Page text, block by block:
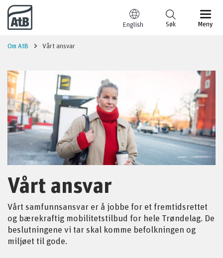
Til innhold
English Meny
Søk
Om AtB Vårt ansvar
Vårt ansvar
Vårt samfunnsansvar er å jobbe for et fremtidsrettet
og bærekraftig mobilitetstilbud for hele Trøndelag. De
beslutningene vi tar skal komme befolkningen og
miljøet til gode.